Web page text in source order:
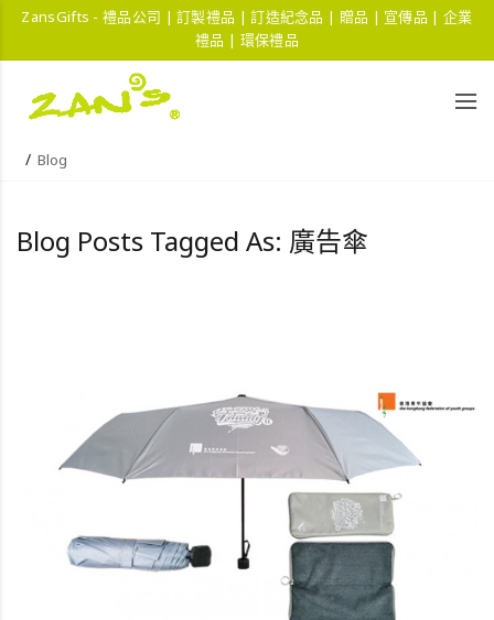
ZansGifts - 禮品公司 | 訂製禮品 | 訂造紀念品 | 贈品 | 宣傳品 | 企業
禮品 | 環保禮品
Blog
Blog Posts Tagged As: 廣告傘